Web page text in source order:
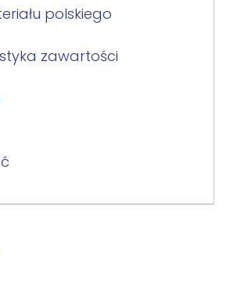
polskiego
zawartości